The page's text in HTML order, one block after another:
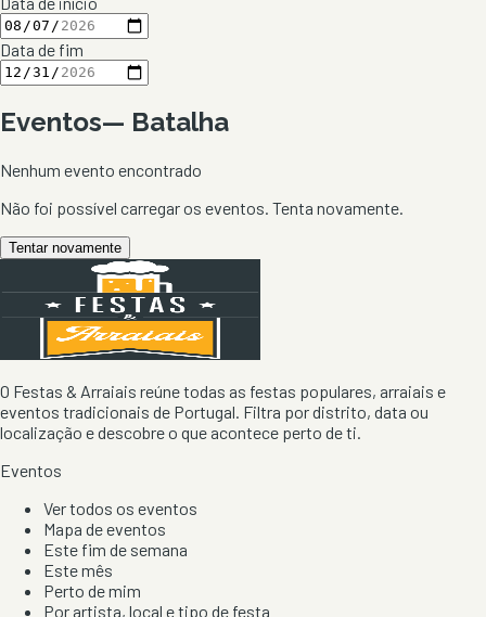
Data de fim
Eventos— Batalha
Nenhum evento encontrado
Não foi possível carregar os eventos. Tenta novamente.
Tentar novamente
O Festas & Arraiais reúne todas as festas populares, arraiais e
eventos tradicionais de Portugal. Filtra por distrito, data ou
localização e descobre o que acontece perto de ti.
Eventos
Ver todos os eventos
Mapa de eventos
Este fim de semana
Este mês
Perto de mim
Por artista, local e tipo de festa